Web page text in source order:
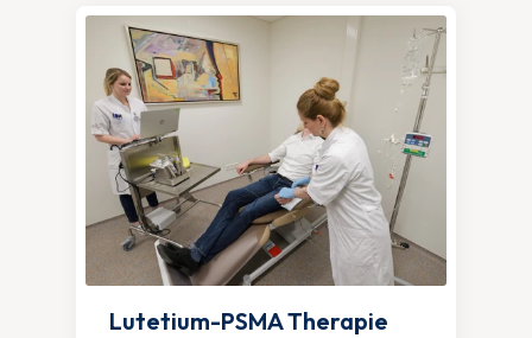
Lutetium-PSMA Therapie